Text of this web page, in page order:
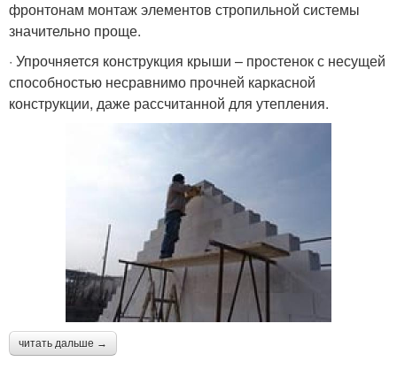
фронтонам монтаж элементов стропильной системы
значительно проще.
· Упрочняется конструкция крыши – простенок с несущей
способностью несравнимо прочней каркасной
конструкции, даже рассчитанной для утепления.
читать дальше →